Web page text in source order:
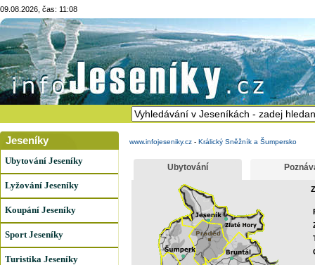
09.08.2026, čas: 11:08
Jeseníky
Ubytování Jeseníky
Lyžování Jeseníky
Koupání Jeseníky
Sport Jeseníky
Turistika Jeseníky
www.infojeseniky.cz - Králický Sněžník a Šumpersko
Ubytování